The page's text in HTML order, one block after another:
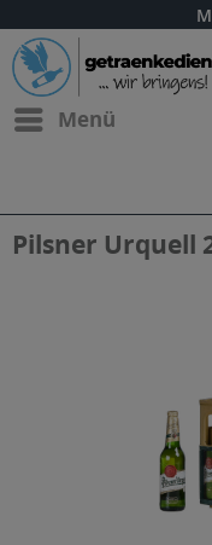
Menü
Pilsner Urquell